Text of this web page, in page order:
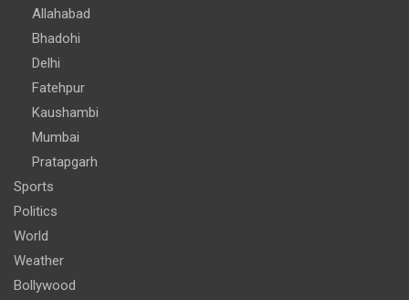
Allahabad
Bhadohi
Delhi
Fatehpur
Kaushambi
Mumbai
Pratapgarh
Sports
Politics
World
Weather
Bollywood